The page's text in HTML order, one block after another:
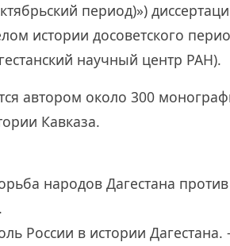
период)»)
истории досоветского
научный центр РАН).
автором около 300
Кавказа.
народов Дагестана
России в истории